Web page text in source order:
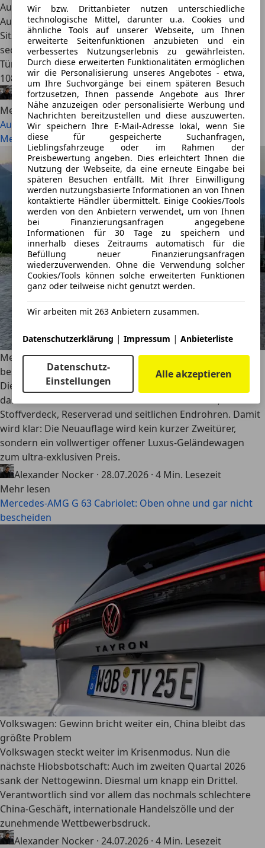
Wir bzw. Drittanbieter nutzen unterschiedliche
technologische Mittel, darunter u.a. Cookies und
ähnliche Tools auf unserer Webseite, um Ihnen
erweiterte Seitenfunktionen anzubieten und ein
verbessertes Nutzungserlebnis zu gewährleisten.
Durch diese erweiterten Funktionalitäten ermöglichen
wir die Personalisierung unseres Angebotes - etwa,
um Ihre Suchvorgänge bei einem späteren Besuch
fortzusetzen, Ihnen passende Angebote aus Ihrer
Nähe anzuzeigen oder personalisierte Werbung und
Nachrichten bereitzustellen und diese auszuwerten.
Wir speichern Ihre E-Mail-Adresse lokal, wenn Sie
diese für gespeicherte Suchanfragen,
Lieblingsfahrzeuge oder im Rahmen der
Preisbewertung angeben. Dies erleichtert Ihnen die
Nutzung der Webseite, da eine erneute Eingabe bei
späteren Besuchen entfällt. Mit Ihrer Einwilligung
werden nutzungsbasierte Informationen an von Ihnen
kontaktierte Händler übermittelt. Einige Cookies/Tools
werden von den Anbietern verwendet, um von Ihnen
bei Finanzierungsanfragen angegebene
Informationen für 30 Tage zu speichern und
innerhalb dieses Zeitraums automatisch für die
Befüllung neuer Finanzierungsanfragen
wiederzuverwenden. Ohne die Verwendung solcher
Cookies/Tools können solche erweiterten Funktionen
ganz oder teilweise nicht genutzt werden.
Wir arbeiten mit 263 Anbietern zusammen.
Datenschutzerklärung | Impressum | Anbieterliste
Datenschutz-
Einstellungen
Alle akzeptieren
Audi erweitert sein SUV-Portfolio nach oben. Der neue
Audi Q9 ist 5,31 Meter lang, bietet serienmäßig sieben
Sitze und startet als V6-Diesel mit 299 PS. Optional gibt es
sechs elektrisch verstellbare Einzelsitze, automatische
Türen und ein 4D-Soundsystem. Die Preise starten bei
108.400 Euro.
Alexander Nocker·29.07.2026· 6 Min. Lesezeit
Mehr lesen
Audi Q9 (2026): Das XXL-Flaggschiff greift BMW X7 und
Mercedes GLS an
Mercedes-AMG G 63 Cabriolet: Oben ohne und gar nicht
bescheiden
Die offene G-Klasse kommt zurück. Der erste Teaser zeigt
das Mercedes-AMG G 63 Cabriolet mit vier Türen,
Stoffverdeck, Reserverad und seitlichen Endrohren. Damit
wird klar: Die Neuauflage wird kein kurzer Zweitürer,
sondern ein vollwertiger offener Luxus-Geländewagen
zum ultra-exklusiven Preis.
Alexander Nocker · 28.07.2026 · 4 Min. Lesezeit
Mehr lesen
Mercedes-AMG G 63 Cabriolet: Oben ohne und gar nicht
bescheiden
Volkswagen: Gewinn bricht weiter ein, China bleibt das
größte Problem
Volkswagen steckt weiter im Krisenmodus. Nun die
nächste Hiobsbotschaft: Auch im zweiten Quartal 2026
sank der Nettogewinn. Diesmal um knapp ein Drittel.
Verantwortlich sind vor allem das nochmals schlechtere
China-Geschäft, internationale Handelszölle und der
zunehmende Wettbewerbsdruck.
Alexander Nocker · 24.07.2026 · 4 Min. Lesezeit